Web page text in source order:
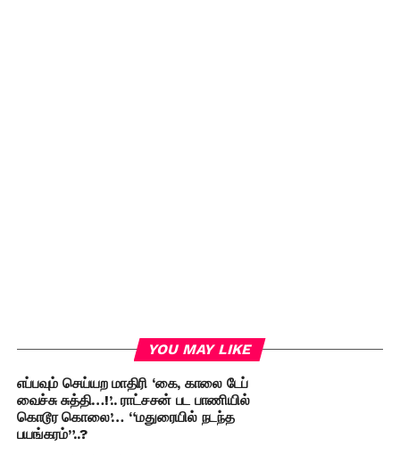
YOU MAY LIKE
எப்பவும் செய்யற மாதிரி ‘கை, காலை டேப்
வைச்சு சுத்தி…!’.. ராட்சசன் பட பாணியில்
கொடூர கொலை’… “மதுரையில் நடந்த
பயங்கரம்”..?